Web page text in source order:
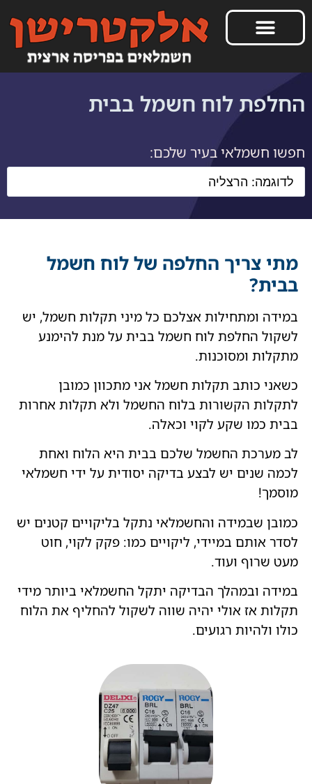
החלפת לוח חשמל בבית
חפשו חשמלאי בעיר שלכם:
מתי צריך החלפה של לוח חשמל
בבית?
במידה ומתחילות אצלכם כל מיני תקלות חשמל, יש
לשקול החלפת לוח חשמל בבית על מנת להימנע
מתקלות ומסוכנות.
כשאני כותב תקלות חשמל אני מתכוון כמובן
לתקלות הקשורות בלוח החשמל ולא תקלות אחרות
בבית כמו שקע לקוי וכאלה.
לב מערכת החשמל שלכם בבית היא הלוח ואחת
לכמה שנים יש לבצע בדיקה יסודית על ידי חשמלאי
מוסמך!
כמובן שבמידה והחשמלאי נתקל בליקויים קטנים יש
לסדר אותם במיידי, ליקויים כמו: פקק לקוי, חוט
מעט שרוף ועוד.
במידה ובמהלך הבדיקה יתקל החשמלאי ביותר מידי
תקלות אז אולי יהיה שווה לשקול להחליף את הלוח
כולו ולהיות רגועים.